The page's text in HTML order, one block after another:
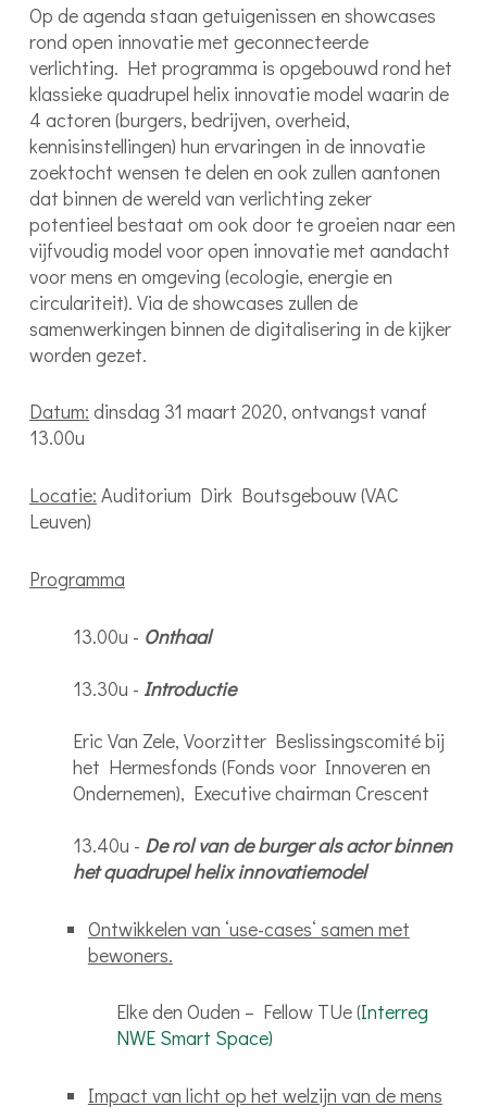
Op de agenda staan getuigenissen en showcases
rond open innovatie met geconnecteerde
verlichting. Het programma is opgebouwd rond het
klassieke quadrupel helix innovatie model waarin de
4 actoren (burgers, bedrijven, overheid,
kennisinstellingen) hun ervaringen in de innovatie
zoektocht wensen te delen en ook zullen aantonen
dat binnen de wereld van verlichting zeker
potentieel bestaat om ook door te groeien naar een
vijfvoudig model voor open innovatie met aandacht
voor mens en omgeving (ecologie, energie en
circulariteit). Via de showcases zullen de
samenwerkingen binnen de digitalisering in de kijker
worden gezet.
Datum: dinsdag 31 maart 2020, ontvangst vanaf
13.00u
Locatie: Auditorium Dirk Boutsgebouw (VAC
Leuven)
Programma
13.00u - Onthaal
13.30u - Introductie
Eric Van Zele, Voorzitter Beslissingscomité bij
het Hermesfonds (Fonds voor Innoveren en
Ondernemen), Executive chairman Crescent
13.40u - De rol van de burger als actor binnen
het quadrupel helix innovatiemodel
Ontwikkelen van ‘use-cases‘ samen met
bewoners.
Elke den Ouden – Fellow TUe (Interreg
NWE Smart Space)
Impact van licht op het welzijn van de mens